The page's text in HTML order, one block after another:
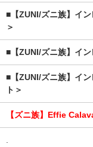
■【ZUNI/ズニ族】イ
＞
■【ZUNI/ズニ族】イ
■【ZUNI/ズニ族】イ
ト＞
【ズニ族】Effie